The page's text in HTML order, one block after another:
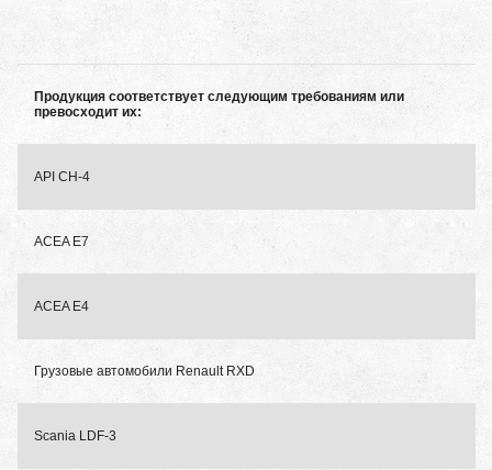
Продукция соответствует следующим требованиям или
превосходит их:
API CH-4
ACEA E7
ACEA E4
Грузовые автомобили Renault RXD
Scania LDF-3